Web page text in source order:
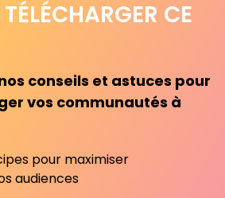
CE
conseils et astuces pour
vos communautés à
pour maximiser
audiences